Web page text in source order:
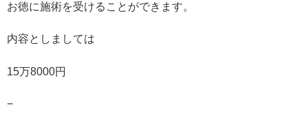
お徳に施術を受けることができます。
内容としましては
15万8000円
−